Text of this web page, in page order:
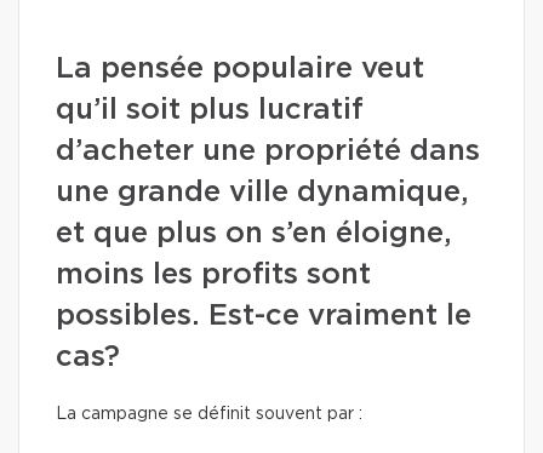
La pensée populaire veut
qu’il soit plus lucratif
d’acheter une propriété dans
une grande ville dynamique,
et que plus on s’en éloigne,
moins les profits sont
possibles. Est-ce vraiment le
cas?
La campagne se définit souvent par :